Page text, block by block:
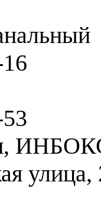
улица,